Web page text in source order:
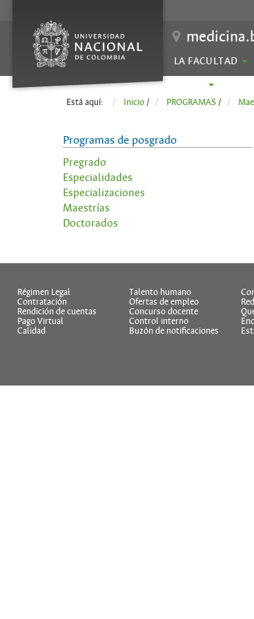
LA FACULTAD
Está aquí: Inicio / PROGRAMAS /
Programas de posgrado
Pregrado
Especialidades
Especializaciones
Maestrías
Doctorados
Régimen Legal
Talento humano
Contratación
Ofertas de empleo
Rendición de cuentas
Concurso docente
Pago Virtual
Control interno
Calidad
Buzón de notificaciones